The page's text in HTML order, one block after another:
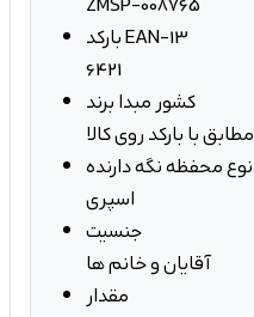
بارکد EAN-13
6421
کشور مبدا برند
مطابق با بارکد روی کالا
نوع محفظه نگه دارنده
اسپری
جنسیت
آقایان و خانم ها
مقدار